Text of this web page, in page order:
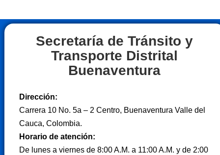
Secretaría de Tránsito y
Transporte Distrital
Buenaventura
Dirección:
Carrera 10 No. 5a – 2 Centro, Buenaventura Valle del
Cauca, Colombia.
Horario de atención:
De lunes a viernes de 8:00 A.M. a 11:00 A.M. y de 2:00